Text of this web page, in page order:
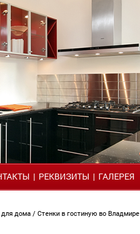
| РЕКВИЗИТЫ | ГАЛЕРЕЯ
дома / Стенки в гостиную во Владмире